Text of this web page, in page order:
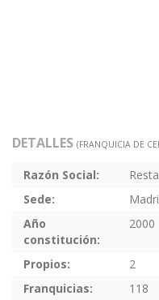
DETALLES (FRANQUICIA DE
Razón Social:
Sede:
Año
constitución:
2000
Propios:
2
Franquicias:
118